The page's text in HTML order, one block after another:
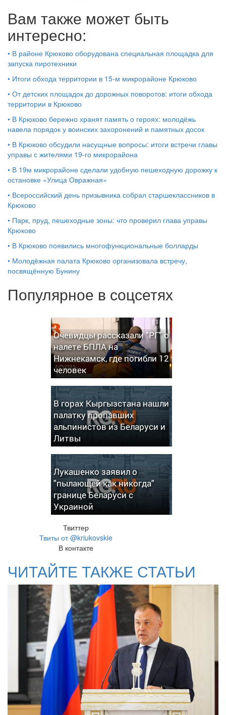
Вам также может быть
интересно:
• В районе Крюково оборудована специальная площадка для
запуска пиротехники
• Итоги обхода территории в 15‑м микрорайоне Крюково
• От детских площадок до дорожных поворотов: итоги обхода
территории в Крюково
• В Крюково бережно хранят память о героях: молодёжь
навела порядок у воинских захоронений и памятных досок
• В Крюково обсудили насущные вопросы: итоги встречи главы
управы с жителями 19‑го микрорайона
• В 19м микрорайоне сделали удобную пешеходную дорожку к
остановке «Улица Овражная»
• Всероссийский день призывника собрал старшеклассников в
Крюково
• Парк, пруд, пешеходные зоны: что проверил глава управы
Крюково
• В Крюково появились многофункциональные болларды
• Молодёжная палата Крюково организовала встречу,
посвящённую Бунину
Популярное в соцсетях
Очевидцы рассказали "РГ" о
налете БПЛА на
Нижнекамск, где погибли 12
человек
В горах Кыргызстана нашли
палатку пропавших
альпинистов из Беларуси и
Литвы
Лукашенко заявил о
"пылающей как никогда"
границе Беларуси с
Украиной
Твиттер
Твиты от @kriukovskie
В контакте
ЧИТАЙТЕ ТАКЖЕ СТАТЬИ